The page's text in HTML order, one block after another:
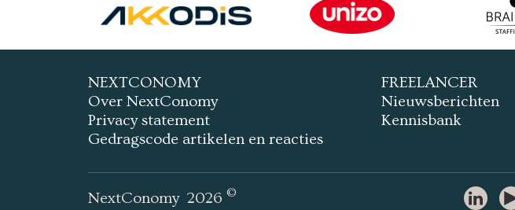
NEXTCONOMY
Over NextConomy
Privacy statement
Gedragscode artikelen en reacties
FREELANCER
Nieuwsberichten
Kennisbank
NextConomy 2026 ©